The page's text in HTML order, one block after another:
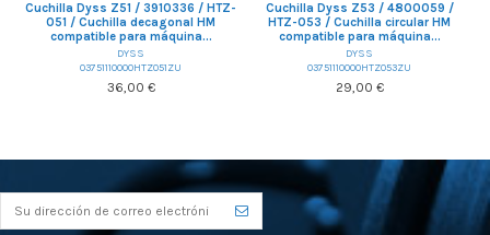
Cuchilla Dyss Z51 / 3910336 / HTZ-
051 / Cuchilla decagonal HM
compatible para máquina...
DYSS
03751110000HTZ051ZU
36,00 €
Cuchilla Dyss Z53 / 4800059 /
HTZ-053 / Cuchilla circular HM
compatible para máquina...
DYSS
03751110000HTZ053ZU
29,00 €